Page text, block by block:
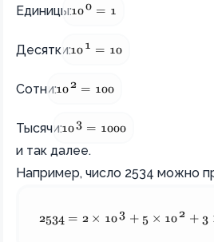
Единицы:10^0 = 1
100 = 1
Десятки:10^1 = 10
10 1 = 10
Сотни:10^2 = 100
102 = 100
Тысячи:10^3 = 1000
10 3 = 1000
и так далее.
Например, число 2534 можно
2534 = 2 \times 10^3 + 5
2534 = 2 × 10 3 + 5 × 102 + 3